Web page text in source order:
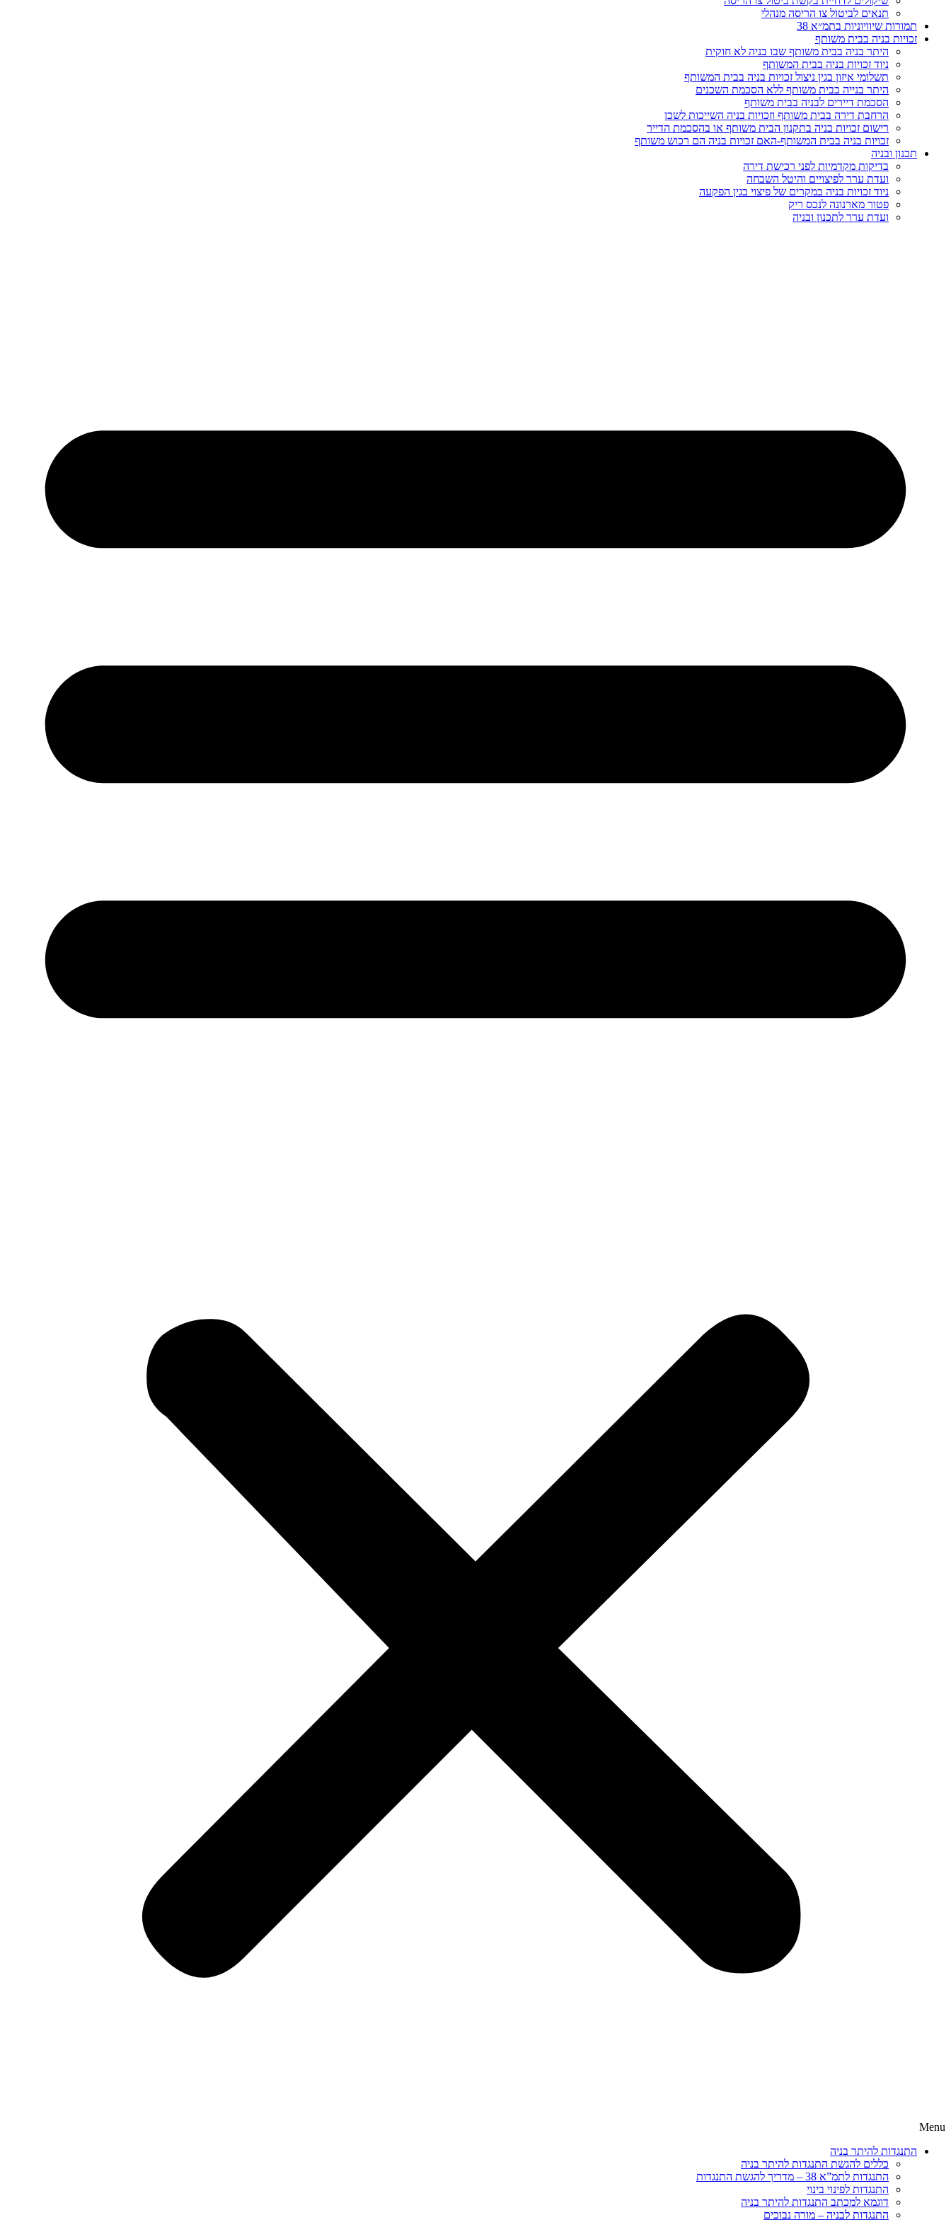
תנאים לביטול צו הריסה מנהלי
תמורות שיוויוניות בתמ״א 38
זכויות בניה בבית משותף
היתר בניה בבית משותף שבו בניה לא חוקית
ניוד זכויות בניה בבית המשותף
תשלומי איזון בגין ניצול זכויות בניה בבית המשותף
היתר בנייה בבית משותף ללא הסכמת השכנים
הסכמת דיירים לבניה בבית משותף
הרחבת דירה בבית משותף וזכויות בניה השייכות לשכן
רישום זכויות בניה בתקנון הבית משותף או בהסכמת הדייר
זכויות בניה בבית המשותף-האם זכויות בניה הם רכוש משותף
תכנון ובניה
בדיקות מקדמיות לפני רכישת דירה
ועדת ערר לפיצויים והיטל השבחה
ניוד זכויות בניה במקרים של פיצוי בגין הפקעה
פטור מארנונה לנכס ריק
ועדת ערר לתכנון ובניה
Menu
התנגדות להיתר בניה
כללים להגשת התנגדות להיתר בניה
התנגדות לתמ”א 38 – מדריך להגשת התנגדות
התנגדות לפינוי בינוי
דוגמא למכתב התנגדות להיתר בניה
התנגדות לבניה – מורה נבוכים